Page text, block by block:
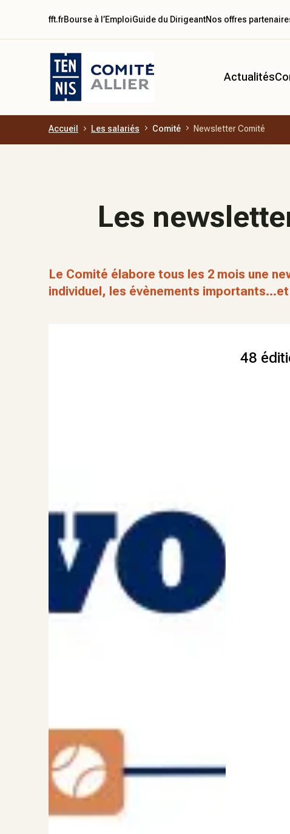
Aller au contenu principal
Actualités
fft.frBourse à l’EmploiGuide du DirigeantNos offres
Accueil Les salariés Comité Newsletter Comité
Les
Le Comité élabore tous les 2 mois une
individuel, les évènements
48